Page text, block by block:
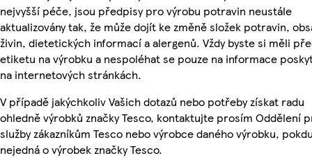
nejvyšší péče, jsou předpisy pro výrobu potravin neustále
aktualizovány tak, že může dojít ke změně složek potravin,
živin, dietetických informací a alergenů. Vždy byste si měli
etiketu na výrobku a nespoléhat se pouze na informace
na internetových stránkách.
V případě jakýchkoliv Vašich dotazů nebo potřeby získat radu
ohledně výrobků značky Tesco, kontaktujte prosím Oddělení
služby zákazníkům Tesco nebo výrobce daného výrobku,
nejedná o výrobek značky Tesco.